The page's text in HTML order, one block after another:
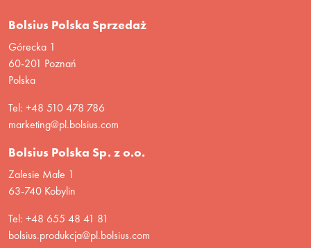
Bolsius Polska Sprzedaż
Górecka 1
60-201 Poznań
Polska
Tel: +48 510 478 786
marketing@pl.bolsius.com
Bolsius Polska Sp. z o.o.
Zalesie Małe 1
63-740 Kobylin
Tel: +48 655 48 41 81
bolsius.produkcja@pl.bolsius.com